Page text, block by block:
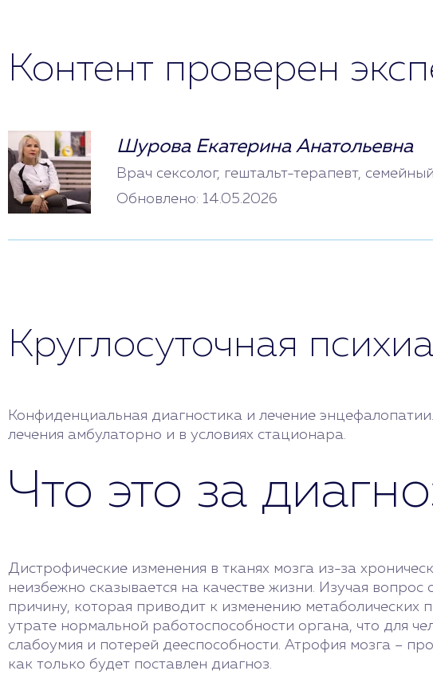
Контент проверен
Шурова Екатерина Анатольевна
Врач сексолог, гештальт-терапевт,
Обновлено: 14.05.2026
Круглосуточная
Конфиденциальная диагностика и лечение
лечения амбулаторно и в условиях стационара.
Что это за
Дистрофические изменения в тканях мозга из-за
неизбежно сказывается на качестве жизни. Изучая
причину, которая приводит к изменению метаболических
утрате нормальной работоспособности органа, что для
слабоумия и потерей дееспособности. Атрофия мозга –
как только будет поставлен диагноз.